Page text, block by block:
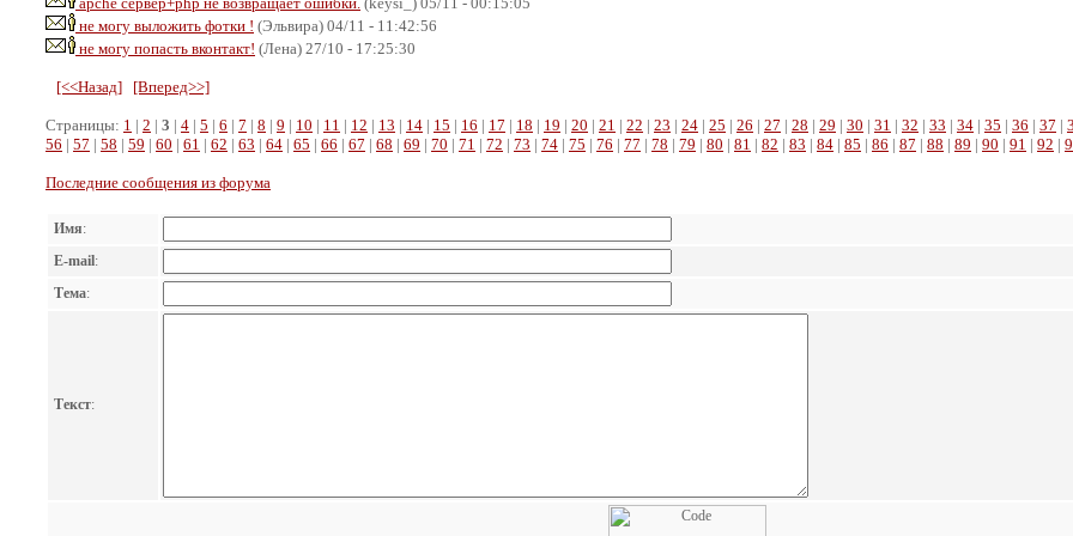
не могу выложить фотки ! (Эльвира) 04/11 - 11:42:56
не могу попасть вконтакт! (Лена) 27/10 - 17:25:30
[<<Назад] [Вперед>>]
Страницы: 1 | 2 | 3 | 4 | 5 | 6 | 7 | 8 | 9 | 10 | 11 | 12 | 13 | 14 | 15 | 16 | 17 | 18 | 19 | 20 | 21 | 22 | 23 | 24 | 25 | 26 | 27 | 28 | 29 | 30 | 31 | 32 | 33 | 34 | 35 | 36 | 37 |
56 | 57 | 58 | 59 | 60 | 61 | 62 | 63 | 64 | 65 | 66 | 67 | 68 | 69 | 70 | 71 | 72 | 73 | 74 | 75 | 76 | 77 | 78 | 79 | 80 | 81 | 82 | 83 | 84 | 85 | 86 | 87 | 88 | 89 | 90 | 91 | 92 |
Последние сообщения из форума
Имя:
E-mail:
Тема:
Текст: